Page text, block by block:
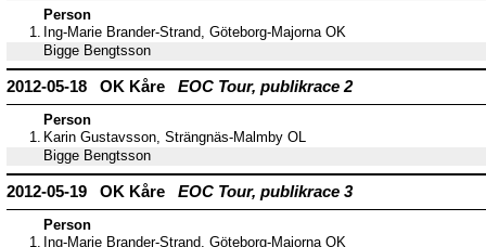
Person
1. Ing-Marie Brander-Strand, Göteborg-Majorna OK
Bigge Bengtsson
2012-05-18 OK Kåre EOC Tour, publikrace 2
Person
1. Karin Gustavsson, Strängnäs-Malmby OL
Bigge Bengtsson
2012-05-19 OK Kåre EOC Tour, publikrace 3
Person
1. Ing-Marie Brander-Strand, Göteborg-Majorna OK